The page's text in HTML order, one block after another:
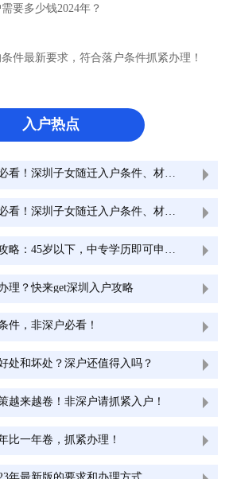
要多少钱2024年？
件最新要求，符合落户条件抓紧办理！
入户热点
深圳入户：家长必看！深圳子女随迁入户条件、材料最全清单
深圳入户：家长必看！深圳子女随迁入户条件、材料最全清单
理？快来get深圳入户攻略
件，非深户必看！
处和坏处？深户还值得入吗？
越来越卷！非深户请抓紧入户！
比一年卷，抓紧办理！